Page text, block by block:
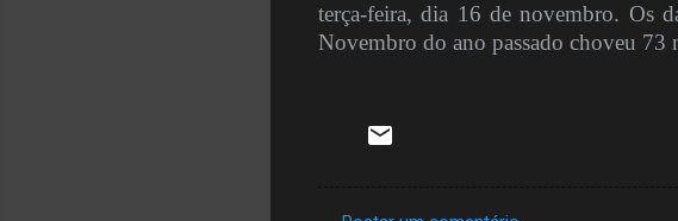
terça-feira, dia 16 de novembro. Os
Novembro do ano passado choveu 73